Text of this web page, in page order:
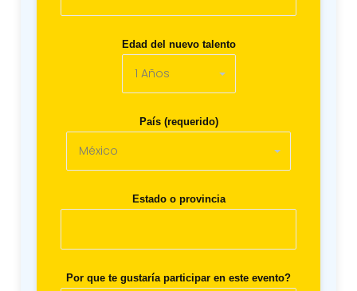
Edad del nuevo talento
País (requerido)
Estado o provincia
Por que te gustaría participar en este evento?